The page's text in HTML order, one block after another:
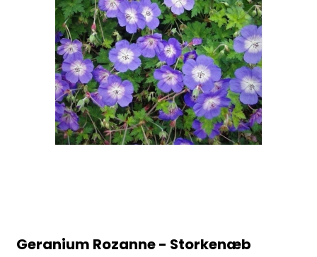
Geranium Rozanne - Storkenæb